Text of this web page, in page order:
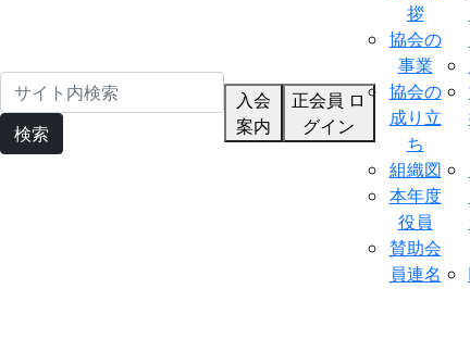
検索
入会
案内
正会員 ロ
グイン
拶
協会の
事業
協会の
成り立
ち
組織図
本年度
役員
賛助会
員連名